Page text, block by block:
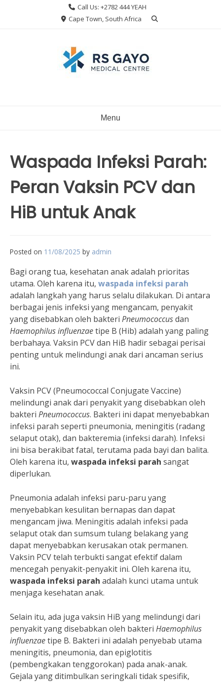
Call Us: +2782 444 YEAH
Cape Town, South Africa
Menu
Waspada Infeksi Parah:
Peran Vaksin PCV dan
HiB untuk Anak
Posted on 11/08/2025 by admin
Bagi orang tua, kesehatan anak adalah prioritas
utama. Oleh karena itu, waspada infeksi parah
adalah langkah yang harus selalu dilakukan. Di antara
berbagai jenis infeksi yang mengancam, penyakit
yang disebabkan oleh bakteri Pneumococcusdan
Haemophilus influenzaetipe B (Hib) adalah yang paling
berbahaya. Vaksin PCV dan HiB hadir sebagai perisai
penting untuk melindungi anak dari ancaman serius
ini.
Vaksin PCV (Pneumococcal Conjugate Vaccine)
melindungi anak dari penyakit yang disebabkan oleh
bakteri Pneumococcus. Bakteri ini dapat menyebabkan
infeksi parah seperti pneumonia, meningitis (radang
selaput otak), dan bakteremia (infeksi darah). Infeksi
ini bisa berakibat fatal, terutama pada bayi dan balita.
Oleh karena itu, waspada infeksi parah sangat
diperlukan.
Pneumonia adalah infeksi paru-paru yang
menyebabkan kesulitan bernapas dan dapat
mengancam jiwa. Meningitis adalah infeksi pada
selaput otak dan sumsum tulang belakang yang
dapat menyebabkan kerusakan otak permanen.
Vaksin PCV telah terbukti sangat efektif dalam
mencegah penyakit-penyakit ini. Oleh karena itu,
waspada infeksi parah adalah kunci utama untuk
menjaga kesehatan anak.
Selain itu, ada juga vaksin HiB yang melindungi dari
penyakit yang disebabkan oleh bakteri Haemophilus
influenzaetipe B. Bakteri ini adalah penyebab utama
meningitis, pneumonia, dan epiglotitis
(pembengkakan tenggorokan) pada anak-anak.
Gejala yang ditimbulkan seringkali tidak spesifik,